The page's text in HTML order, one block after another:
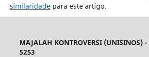
similaridadepara este artigo.
MAJALAH KONTROVERSI (UNISINOS)
5253